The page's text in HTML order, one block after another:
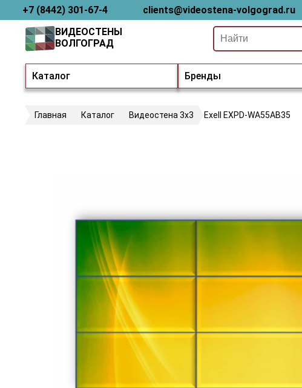
+7 (8442) 301-67-4 clients@videostena-volgograd.ru
Каталог Бренды
ВИДЕОСТЕНЫ
ВОЛГОГРАД
Главная Каталог Видеостена 3х3 Exell EXPD-WA55AB35